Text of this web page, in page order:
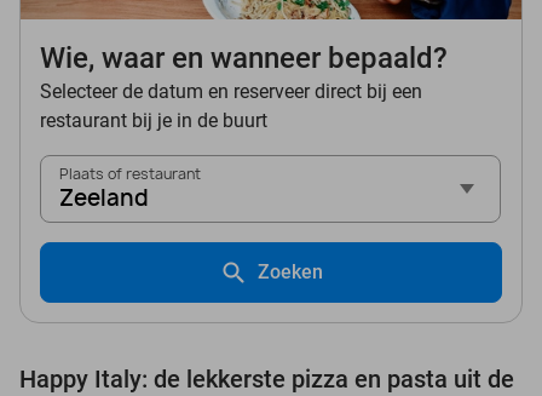
Wie, waar en wanneer bepaald?
Selecteer de datum en reserveer direct bij een
restaurant bij je in de buurt
Plaats of restaurant
Zeeland
Zoeken
Happy Italy: de lekkerste pizza en pasta uit de